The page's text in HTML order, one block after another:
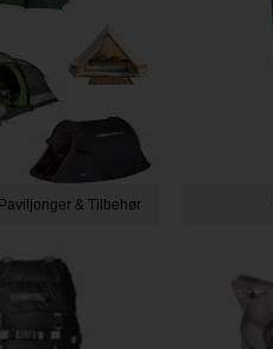
& Tilbehør